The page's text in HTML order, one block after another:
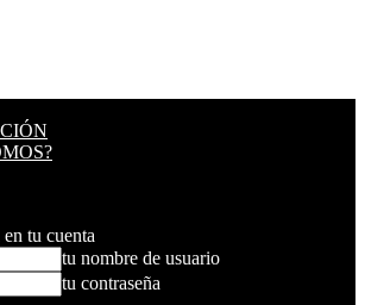
tu cuenta
tu nombre de usuario
tu contraseña